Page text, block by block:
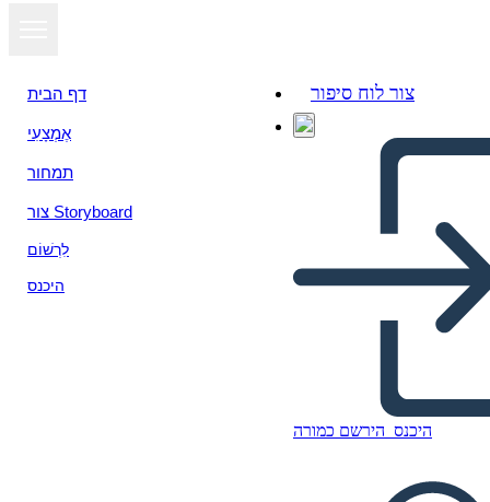
דף הבית
אֶמְצָעִי
תמחור
צור Storyboard
לִרְשׁוֹם
היכנס
צור לוח סיפור
היכנס הירשם כמורה